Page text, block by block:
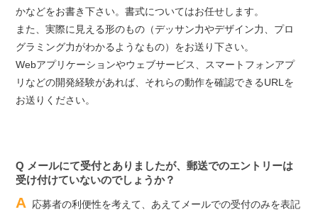
かなどをお書き下さい。書式についてはお任せします。
また、実際に見える形のもの（デッサン力やデザイン力、プロ
グラミング力がわかるようなもの）をお送り下さい。
Webアプリケーションやウェブサービス、スマートフォンアプ
リなどの開発経験があれば、それらの動作を確認できるURLを
お送りください。
Q メールにて受付とありましたが、郵送でのエントリーは
受け付けていないのでしょうか？
A 応募者の利便性を考えて、あえてメールでの受付のみを表記